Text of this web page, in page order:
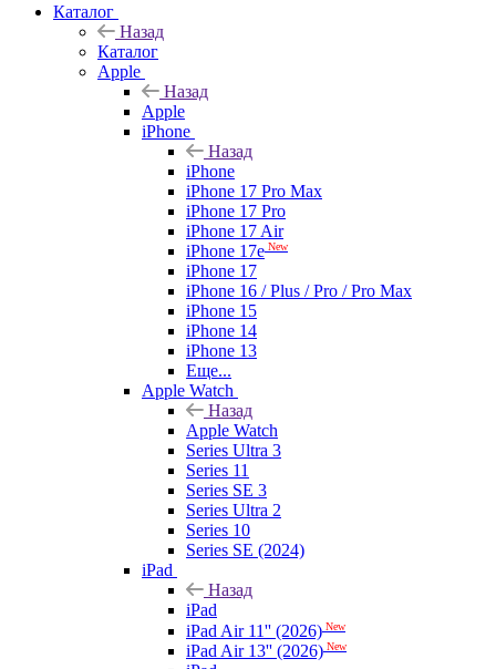
Каталог
Назад
Каталог
Apple
Назад
Apple
iPhone
Назад
iPhone
iPhone 17 Pro Max
iPhone 17 Pro
iPhone 17 Air
iPhone 17e New
iPhone 17
iPhone 16 / Plus / Pro / Pro Max
iPhone 15
iPhone 14
iPhone 13
Еще...
Apple Watch
Назад
Apple Watch
Series Ultra 3
Series 11
Series SE 3
Series Ultra 2
Series 10
Series SE (2024)
iPad
Назад
iPad
iPad Air 11'' (2026) New
iPad Air 13'' (2026) New